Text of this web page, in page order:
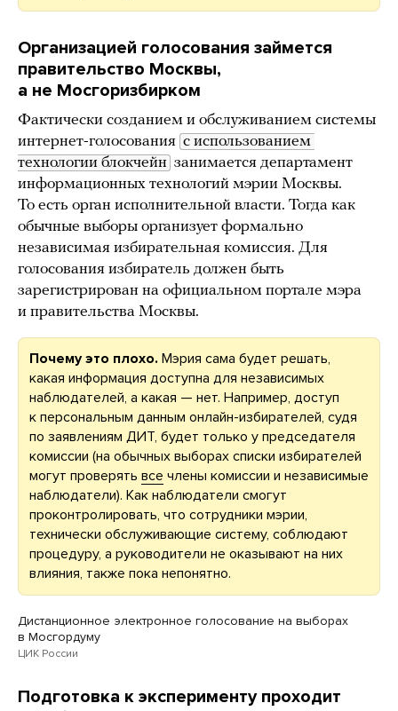
Организацией голосования займется
правительство Москвы,
а не Мосгоризбирком
Фактически созданием и обслуживанием системы
интернет-голосования с использованием
технологии блокчейн занимается департамент
информационных технологий мэрии Москвы.
То есть орган исполнительной власти. Тогда как
обычные выборы организует формально
независимая избирательная комиссия. Для
голосования избиратель должен быть
зарегистрирован на официальном портале мэра
и правительства Москвы.
Почему это плохо. Мэрия сама будет решать,
какая информация доступна для независимых
наблюдателей, а какая — нет. Например, доступ
к персональным данным онлайн-избирателей, судя
по заявлениям ДИТ, будет только у председателя
комиссии (на обычных выборах списки избирателей
могут проверять все члены комиссии и независимые
наблюдатели). Как наблюдатели смогут
проконтролировать, что сотрудники мэрии,
технически обслуживающие систему, соблюдают
процедуру, а руководители не оказывают на них
влияния, также пока непонятно.
Дистанционное электронное голосование на выборах
в Мосгордуму
ЦИК России
Подготовка к эксперименту проходит